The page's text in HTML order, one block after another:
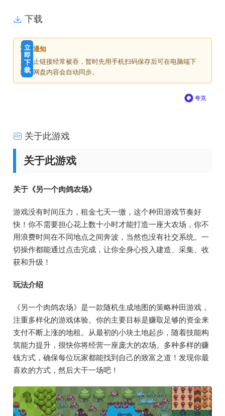
下载
夸克
下
载
价
格
免
费
立
即
下
载
重要通知
为防止链接经常被吞，暂时先用手机扫码保存后可在电脑端下
载，网盘内容会自动同步。
关于此游戏
关于此游戏
关于《另一个肉鸽农场》
游戏没有时间压力，租金七天一缴，这个种田游戏节奏好
快！你不需要担心花上数十小时才能打造一座大农场，你不
用浪费时间在不同地点之间奔波，当然也没有社交系统。一
切操作都能通过点击完成，让你全身心投入建造、采集、收
获和升级！
玩法介绍
《另一个肉鸽农场》是一款随机生成地图的策略种田游戏，
注重多样化的游戏体验。你的主要目标是赚取足够的资金来
支付不断上涨的地租。从最初的小块土地起步，随着技能构
筑能力提升，很快你将经营一座庞大的农场。多种多样的赚
钱方式，确保每位玩家都能找到自己的致富之道！发现你最
喜欢的方式，然后大干一场吧！